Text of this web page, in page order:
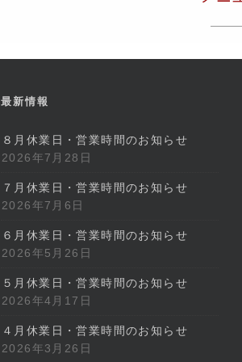
最新情報
８月休業日・営業時間のお知らせ
2026年7月28日
７月休業日・営業時間のお知らせ
2026年7月6日
６月休業日・営業時間のお知らせ
2026年5月26日
５月休業日・営業時間のお知らせ
2026年4月17日
４月休業日・営業時間のお知らせ
2026年3月26日